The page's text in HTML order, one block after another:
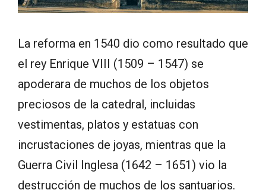
La reforma en 1540 dio como resultado que
el rey Enrique VIII (1509 – 1547) se
apoderara de muchos de los objetos
preciosos de la catedral, incluidas
vestimentas, platos y estatuas con
incrustaciones de joyas, mientras que la
Guerra Civil Inglesa (1642 – 1651) vio la
destrucción de muchos de los santuarios.